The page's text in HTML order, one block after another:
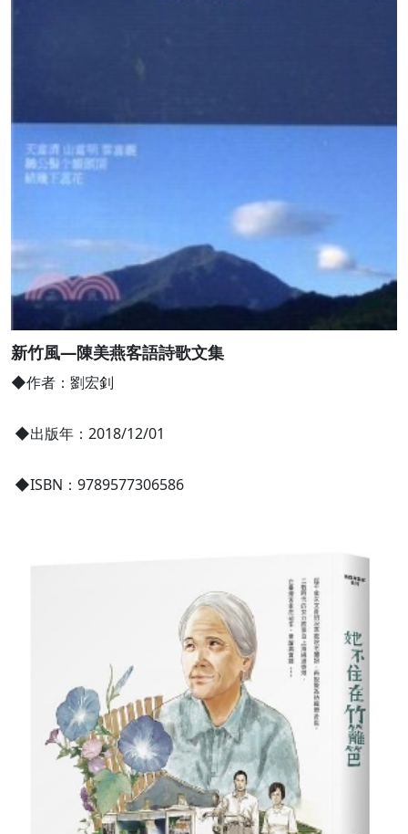
新竹風—陳美燕客語詩歌文集
◆作者：劉宏釗
◆出版年：2018/12/01
◆ISBN：9789577306586